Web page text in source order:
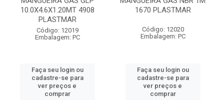
10.0X4.6X1.20MT 4908
PLASTMAR
Código: 12019
Embalagem: PC
Faça seu login ou
cadastre-se para
ver preços e
comprar
1670 PLASTMAR
Código: 12020
Embalagem: PC
Faça seu login ou
cadastre-se para
ver preços e
comprar